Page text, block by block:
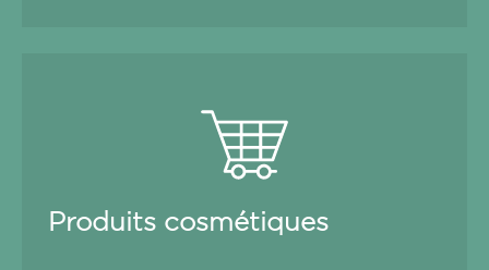
Produits cosmétiques